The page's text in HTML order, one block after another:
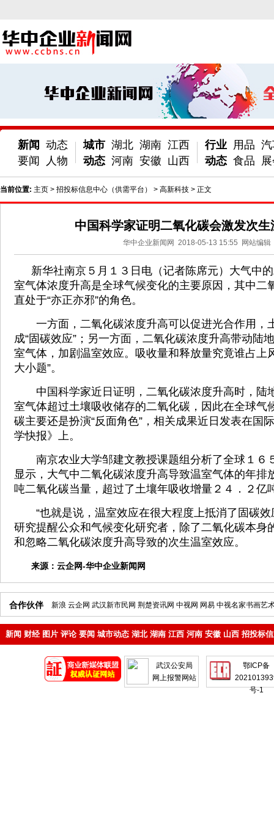
新闻
要闻
动态
人物
城市
动态
湖北 湖南 江西
河南 安徽 山西
行业
动态
用品
食品
当前位置: 主页 > 招投标信息中心（供需平台） > 高新科技 > 正文
中国科学家证明二氧化碳会激发次生
华中企业新闻网 2018-05-13 15:55 网站编辑
新华社南京５月１３日电（记者陈席元）大气中
室气体浓度升高是全球气候变化的主要原因，其中二
直处于“亦正亦邪”的角色。
一方面，二氧化碳浓度升高可以促进光合作用，
成“固碳效应”；另一方面，二氧化碳浓度升高带动陆
室气体，加剧温室效应。吸收量和释放量究竟谁占上
大小题”。
中国科学家近日证明，二氧化碳浓度升高时，陆
室气体超过土壤吸收储存的二氧化碳，因此在全球气
碳主要还是扮演“反面角色”，相关成果近日发表在国
学快报》上。
南京农业大学邹建文教授课题组分析了全球１６
显示，大气中二氧化碳浓度升高导致温室气体的年排
吨二氧化碳当量，超过了土壤年吸收增量２４．２亿
“也就是说，温室效应在很大程度上抵消了固碳效
研究提醒公众和气候变化研究者，除了二氧化碳本身
和忽略二氧化碳浓度升高导致的次生温室效应。
来源： 云企网-华中企业新闻网
合作伙伴 新浪 云企网 武汉新市民网 荆楚资讯网 中视网 网易 中视名家书画艺
新闻 财经 图片 评论 要闻 城市动态 湖北 湖南 江西 河南 安徽 山西 招投标
武汉公安局
网上报警网站
鄂ICP备
号-1